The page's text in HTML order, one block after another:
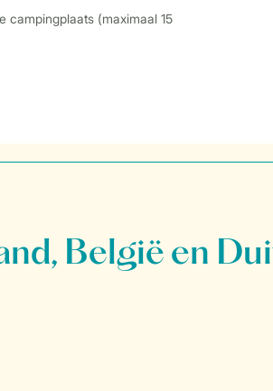
campingplaats (maximaal 15
België en